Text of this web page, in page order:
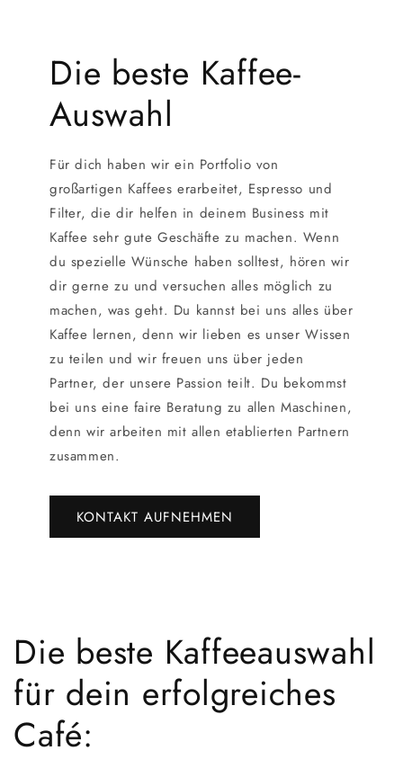
Die beste Kaffee-
Auswahl
Für dich haben wir ein Portfolio von
großartigen Kaffees erarbeitet, Espresso und
Filter, die dir helfen in deinem Business mit
Kaffee sehr gute Geschäfte zu machen. Wenn
du spezielle Wünsche haben solltest, hören wir
dir gerne zu und versuchen alles möglich zu
machen, was geht. Du kannst bei uns alles über
Kaffee lernen, denn wir lieben es unser Wissen
zu teilen und wir freuen uns über jeden
Partner, der unsere Passion teilt. Du bekommst
bei uns eine faire Beratung zu allen Maschinen,
denn wir arbeiten mit allen etablierten Partnern
zusammen.
KONTAKT AUFNEHMEN
Die beste Kaffeeauswahl
für dein erfolgreiches
Café: